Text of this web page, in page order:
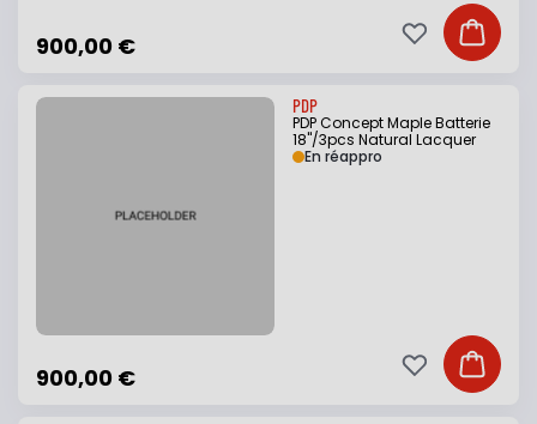
900,00 € Ajouter
Ajouter à ma
PDP
PDP Concept Maple Batterie
18"/3pcs Natural Lacquer
900,00 €
En réappro
Ajouter
Ajouter à ma